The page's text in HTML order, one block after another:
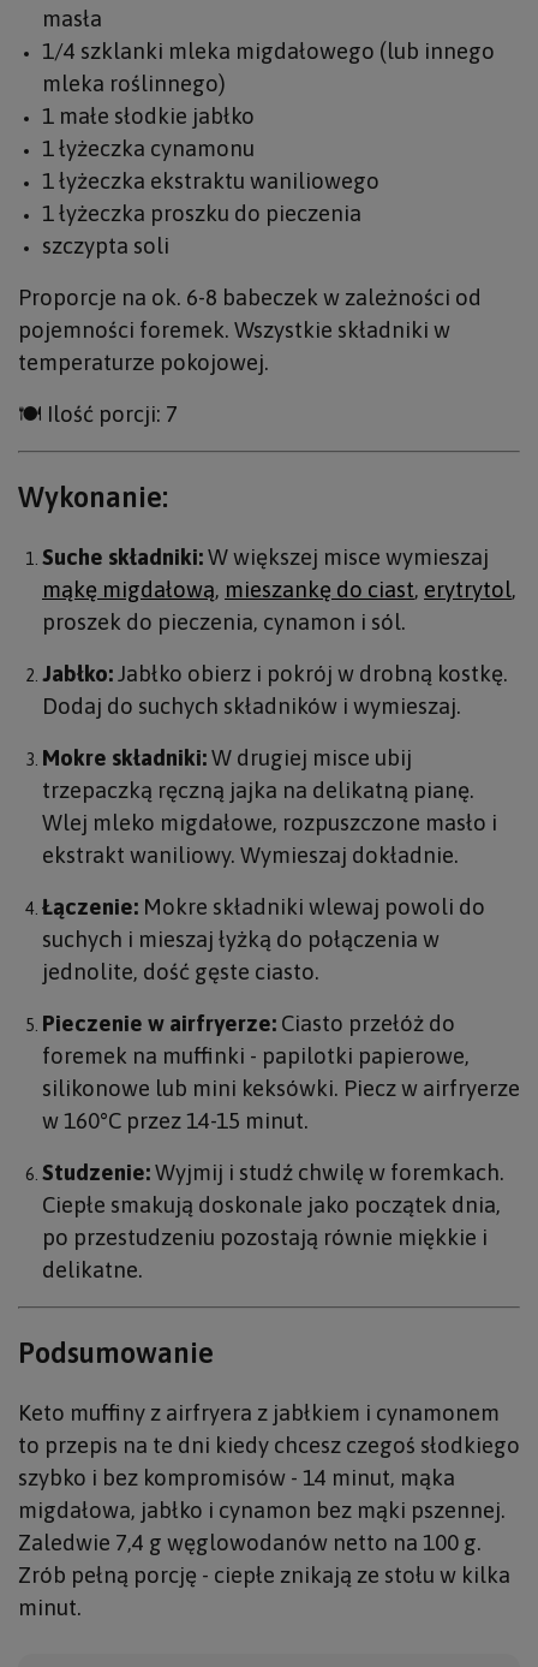
masła
1/4 szklanki mleka migdałowego (lub innego
mleka roślinnego)
1 małe słodkie jabłko
1 łyżeczka cynamonu
1 łyżeczka ekstraktu waniliowego
1 łyżeczka proszku do pieczenia
szczypta soli
Proporcje na ok. 6-8 babeczek w zależności od
pojemności foremek. Wszystkie składniki w
temperaturze pokojowej.
🍽️ Ilość porcji: 7
Wykonanie:
Suche składniki:W większej misce wymieszaj
mąkę migdałową, mieszankę do ciast, erytrytol,
proszek do pieczenia, cynamon i sól.
Jabłko:Jabłko obierz i pokrój w drobną kostkę.
Dodaj do suchych składników i wymieszaj.
Mokre składniki:W drugiej misce ubij
trzepaczką ręczną jajka na delikatną pianę.
Wlej mleko migdałowe, rozpuszczone masło i
ekstrakt waniliowy. Wymieszaj dokładnie.
Łączenie: Mokre składniki wlewaj powoli do
suchych i mieszaj łyżką do połączenia w
jednolite, dość gęste ciasto.
Pieczenie w airfryerze: Ciasto przełóż do
foremek na muffinki - papilotki papierowe,
silikonowe lub mini keksówki. Piecz w airfryerze
w 160°C przez 14-15 minut.
Studzenie:Wyjmij i studź chwilę w foremkach.
Ciepłe smakują doskonale jako początek dnia,
po przestudzeniu pozostają równie miękkie i
delikatne.
Podsumowanie
Keto muffiny z airfryera z jabłkiem i cynamonem
to przepis na te dni kiedy chcesz czegoś słodkiego
szybko i bez kompromisów - 14 minut, mąka
migdałowa, jabłko i cynamon bez mąki pszennej.
Zaledwie 7,4 g węglowodanów netto na 100 g.
Zrób pełną porcję - ciepłe znikają ze stołu w kilka
minut.